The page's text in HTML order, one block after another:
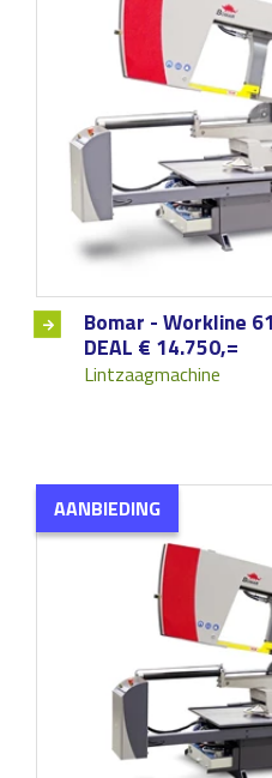
Bomar - Workline
DEAL € 14.750,=
Lintzaagmachine
AANBIEDING